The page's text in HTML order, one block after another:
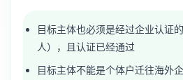
目标主体也必须是经过企业认证
人），且认证已经通过
目标主体不能是个体户迁往海外